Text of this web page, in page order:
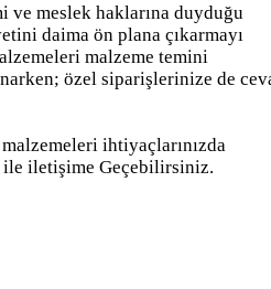
meslek haklarına duyduğu
daima ön plana çıkarmayı
malzeme temini
özel siparişlerinize de
ihtiyaçlarınızda
ile iletişime Geçebilirsiniz.